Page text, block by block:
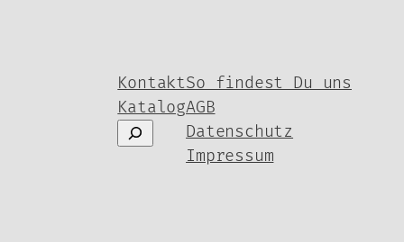
Kontakt
Katalog
Suchen
So findest Du uns
AGB
Datenschutz
Impressum